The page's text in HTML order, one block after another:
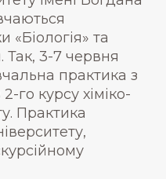
«Біологія» та
Так, 3-7 червня
практика з
го курсу хіміко-
Практика